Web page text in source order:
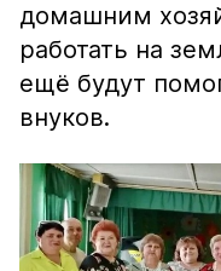
домашним
работать на
ещё будут
внуков.